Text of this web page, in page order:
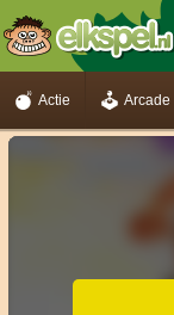
Actie Arcade